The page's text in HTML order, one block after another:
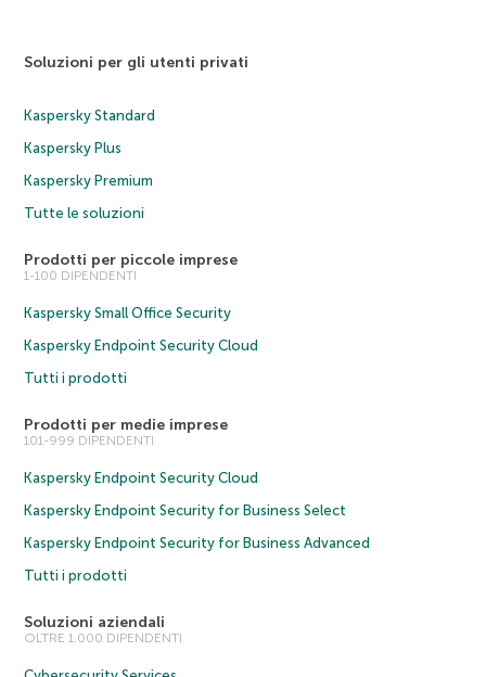
Soluzioni per gli utenti privati
Kaspersky Standard
Kaspersky Plus
Kaspersky Premium
Tutte le soluzioni
Prodotti per piccole imprese
1-100 DIPENDENTI
Kaspersky Small Office Security
Kaspersky Endpoint Security Cloud
Tutti i prodotti
Prodotti per medie imprese
101-999 DIPENDENTI
Kaspersky Endpoint Security Cloud
Kaspersky Endpoint Security for Business Select
Kaspersky Endpoint Security for Business Advanced
Tutti i prodotti
Soluzioni aziendali
OLTRE 1.000 DIPENDENTI